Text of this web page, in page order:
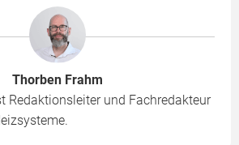
Thorben Frahm
Redaktionsleiter und Fachredakteur